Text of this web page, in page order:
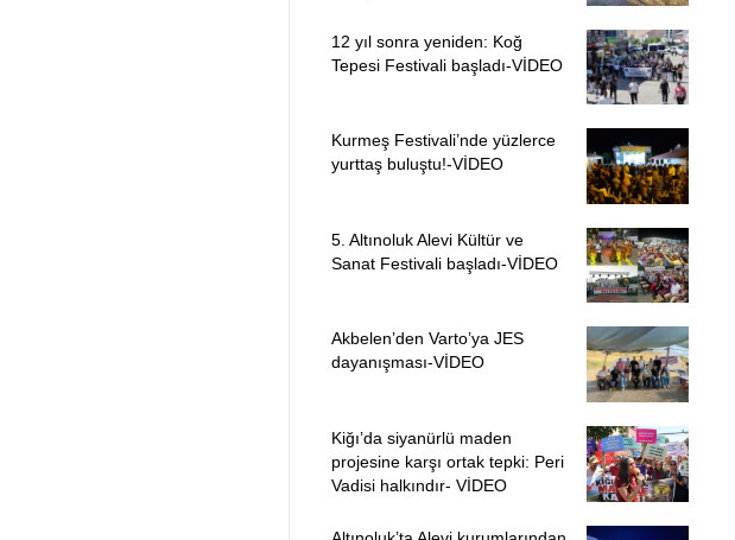
12 yıl sonra yeniden: Koğ
Tepesi Festivali başladı-VİDEO
Kurmeş Festivali’nde yüzlerce
yurttaş buluştu!-VİDEO
5. Altınoluk Alevi Kültür ve
Sanat Festivali başladı-VİDEO
Akbelen’den Varto’ya JES
dayanışması-VİDEO
Kiğı’da siyanürlü maden
projesine karşı ortak tepki: Peri
Vadisi halkındır- VİDEO